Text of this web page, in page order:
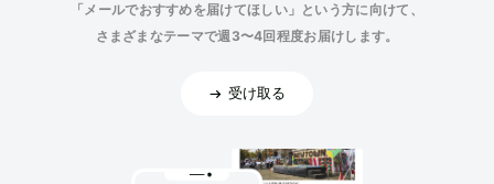
「メールでおすすめを届けてほしい」という方に向けて、
さまざまなテーマで週3〜4回程度お届けします。
受け取る